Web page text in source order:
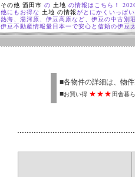
その他 酒田市 の 土地 の情報はこちら！
他にもお得な
土地 の情報がとにかくいっぱ
熱海、湯河原、伊豆高原など、伊豆の中古別
伊豆不動産情報量日本一で安心と信頼の伊豆
■各物件の詳細は、物
■お買い得 ★★★ 田舎暮